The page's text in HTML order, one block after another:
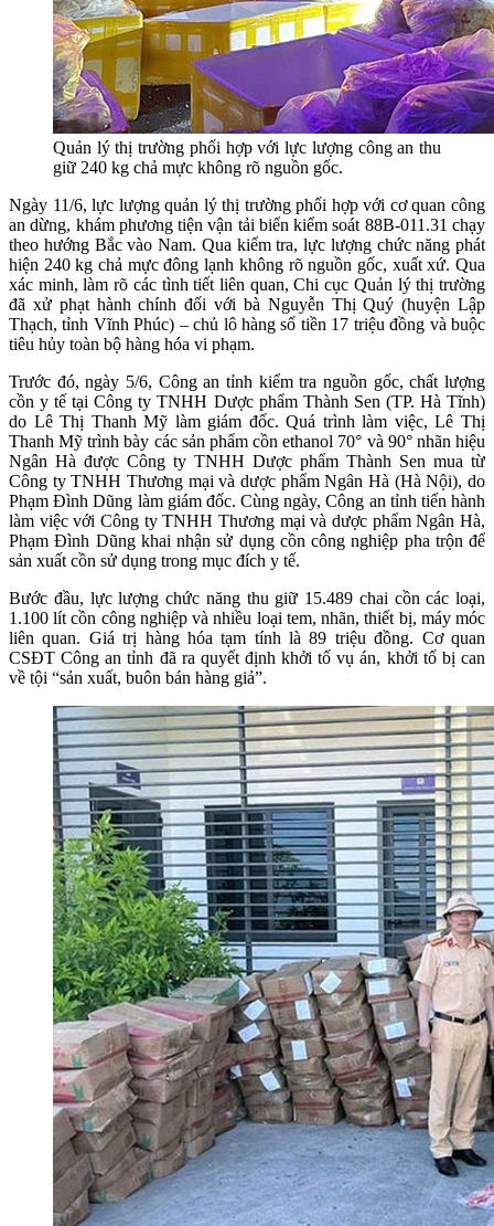
Quản lý thị trường phối hợp với lực lượng công an thu
giữ 240 kg chả mực không rõ nguồn gốc.
Ngày 11/6, lực lượng quản lý thị trường phối hợp với cơ quan công
an dừng, khám phương tiện vận tải biển kiểm soát 88B-011.31 chạy
theo hướng Bắc vào Nam. Qua kiểm tra, lực lượng chức năng phát
hiện 240 kg chả mực đông lạnh không rõ nguồn gốc, xuất xứ. Qua
xác minh, làm rõ các tình tiết liên quan, Chi cục Quản lý thị trường
đã xử phạt hành chính đối với bà Nguyễn Thị Quý (huyện Lập
Thạch, tỉnh Vĩnh Phúc) – chủ lô hàng số tiền 17 triệu đồng và buộc
tiêu hủy toàn bộ hàng hóa vi phạm.
Trước đó, ngày 5/6, Công an tỉnh kiểm tra nguồn gốc, chất lượng
cồn y tế tại Công ty TNHH Dược phẩm Thành Sen (TP. Hà Tĩnh)
do Lê Thị Thanh Mỹ làm giám đốc. Quá trình làm việc, Lê Thị
Thanh Mỹ trình bày các sản phẩm cồn ethanol 70° và 90° nhãn hiệu
Ngân Hà được Công ty TNHH Dược phẩm Thành Sen mua từ
Công ty TNHH Thương mại và dược phẩm Ngân Hà (Hà Nội), do
Phạm Đình Dũng làm giám đốc. Cùng ngày, Công an tỉnh tiến hành
làm việc với Công ty TNHH Thương mại và dược phẩm Ngân Hà,
Phạm Đình Dũng khai nhận sử dụng cồn công nghiệp pha trộn để
sản xuất cồn sử dụng trong mục đích y tế.
Bước đầu, lực lượng chức năng thu giữ 15.489 chai cồn các loại,
1.100 lít cồn công nghiệp và nhiều loại tem, nhãn, thiết bị, máy móc
liên quan. Giá trị hàng hóa tạm tính là 89 triệu đồng. Cơ quan
CSĐT Công an tỉnh đã ra quyết định khởi tố vụ án, khởi tố bị can
về tội “sản xuất, buôn bán hàng giả”.